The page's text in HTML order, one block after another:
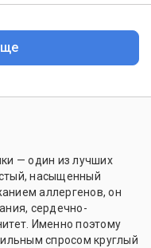
— один из лучших
насыщенный
аллергенов, он
сердечно-
Именно поэтому
спросом круглый